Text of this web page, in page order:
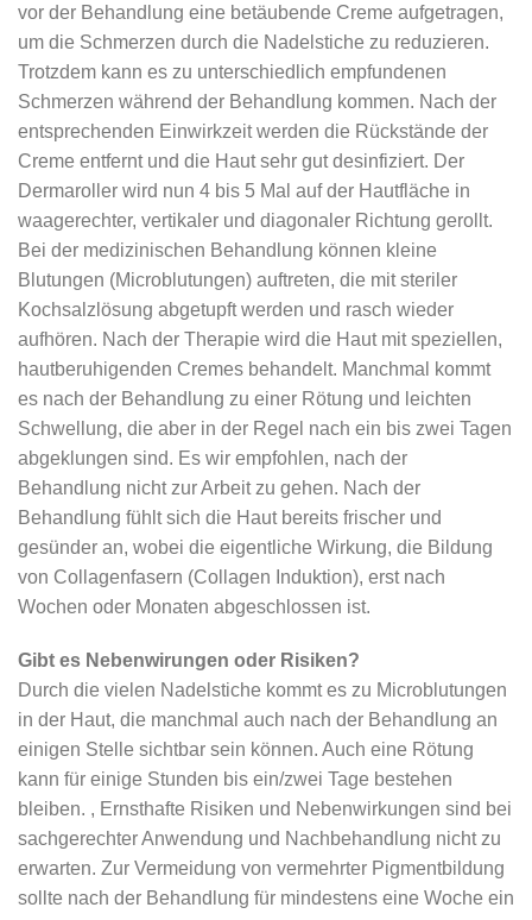
vor der Behandlung eine betäubende Creme aufgetragen,
um die Schmerzen durch die Nadelstiche zu reduzieren.
Trotzdem kann es zu unterschiedlich empfundenen
Schmerzen während der Behandlung kommen. Nach der
entsprechenden Einwirkzeit werden die Rückstände der
Creme entfernt und die Haut sehr gut desinfiziert. Der
Dermaroller wird nun 4 bis 5 Mal auf der Hautfläche in
waagerechter, vertikaler und diagonaler Richtung gerollt.
Bei der medizinischen Behandlung können kleine
Blutungen (Microblutungen) auftreten, die mit steriler
Kochsalzlösung abgetupft werden und rasch wieder
aufhören. Nach der Therapie wird die Haut mit speziellen,
hautberuhigenden Cremes behandelt. Manchmal kommt
es nach der Behandlung zu einer Rötung und leichten
Schwellung, die aber in der Regel nach ein bis zwei Tagen
abgeklungen sind. Es wir empfohlen, nach der
Behandlung nicht zur Arbeit zu gehen. Nach der
Behandlung fühlt sich die Haut bereits frischer und
gesünder an, wobei die eigentliche Wirkung, die Bildung
von Collagenfasern (Collagen Induktion), erst nach
Wochen oder Monaten abgeschlossen ist.
Gibt es Nebenwirungen oder Risiken?
Durch die vielen Nadelstiche kommt es zu Microblutungen
in der Haut, die manchmal auch nach der Behandlung an
einigen Stelle sichtbar sein können. Auch eine Rötung
kann für einige Stunden bis ein/zwei Tage bestehen
bleiben. , Ernsthafte Risiken und Nebenwirkungen sind bei
sachgerechter Anwendung und Nachbehandlung nicht zu
erwarten. Zur Vermeidung von vermehrter Pigmentbildung
sollte nach der Behandlung für mindestens eine Woche ein